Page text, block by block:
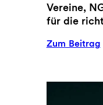
Vereine,
für die
Zum Beitrag: